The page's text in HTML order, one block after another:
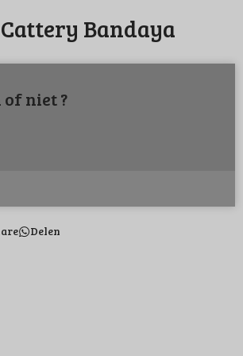
Cattery Bandaya
niet ?
Delen